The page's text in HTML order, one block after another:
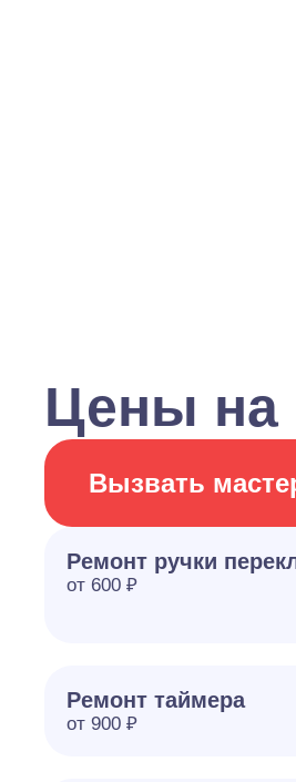
Цены на
Вызвать
Ремонт ручки
от 600 ₽
Ремонт таймера
от 900 ₽